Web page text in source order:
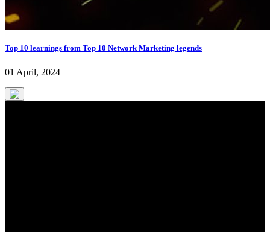
Top 10 learnings from Top 10 Network Marketing legends
01 April, 2024